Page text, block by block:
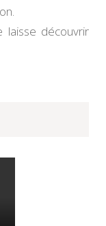
laisse découvrir